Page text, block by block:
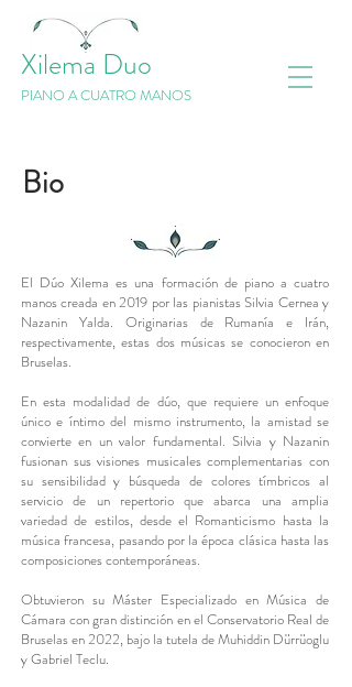
Xilema Duo
PIANO A CUATRO MANOS
Bio
El Dúo Xilema es una formación de piano a cuatro
manos creada en 2019 por las pianistas Silvia Cernea y
Nazanin Yalda. Originarias de Rumanía e Irán,
respectivamente, estas dos músicas se conocieron en
Bruselas.
En esta modalidad de dúo, que requiere un enfoque
único e íntimo del mismo instrumento, la amistad se
convierte en un valor fundamental. Silvia y Nazanin
fusionan sus visiones musicales complementarias con
su sensibilidad y búsqueda de colores tímbricos al
servicio de un repertorio que abarca una amplia
variedad de estilos, desde el Romanticismo hasta la
música francesa, pasando por la época clásica hasta las
composiciones contemporáneas.
Obtuvieron su Máster Especializado en Música de
Cámara con gran distinción en el Conservatorio Real de
Bruselas en 2022, bajo la tutela de Muhiddin Dürrüoglu
y Gabriel Teclu.